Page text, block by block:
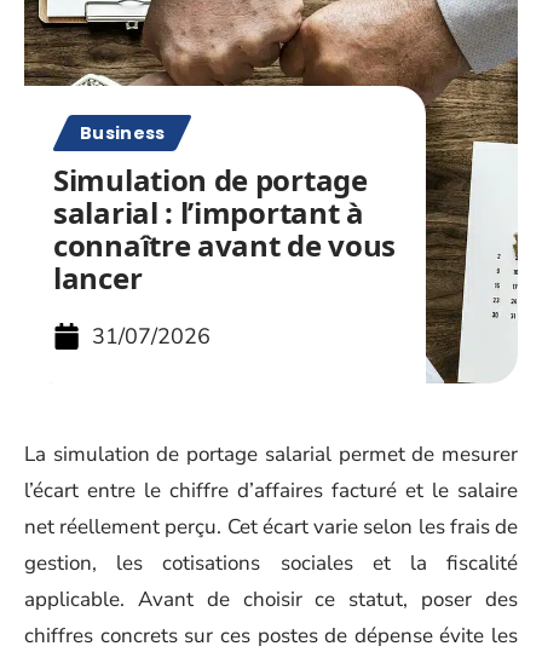
Business
Simulation de portage
salarial : l’important à
connaître avant de vous
lancer
31/07/2026
La simulation de portage salarial permet de mesurer
l’écart entre le chiffre d’affaires facturé et le salaire
net réellement perçu. Cet écart varie selon les frais de
gestion, les cotisations sociales et la fiscalité
applicable. Avant de choisir ce statut, poser des
chiffres concrets sur ces postes de dépense évite les